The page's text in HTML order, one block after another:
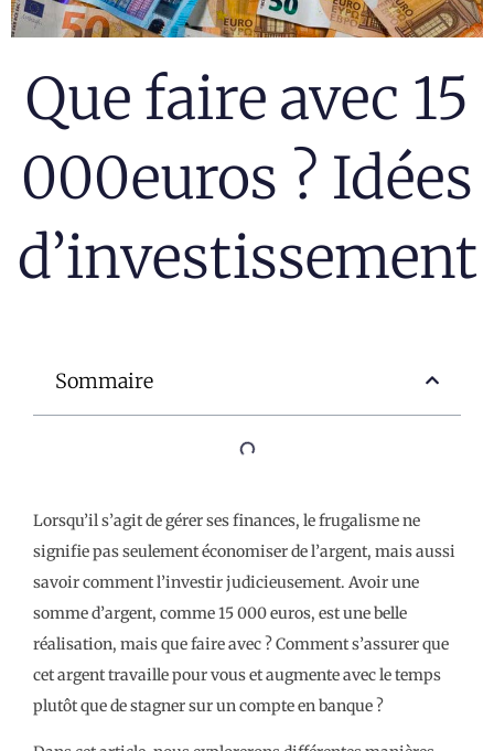
Que faire avec 15
000euros ? Idées
d’investissement
Sommaire
Lorsqu’il s’agit de gérer ses finances, le frugalisme ne
signifie pas seulement économiser de l’argent, mais aussi
savoir comment l’investir judicieusement. Avoir une
somme d’argent, comme 15 000 euros, est une belle
réalisation, mais que faire avec ? Comment s’assurer que
cet argent travaille pour vous et augmente avec le temps
plutôt que de stagner sur un compte en banque ?